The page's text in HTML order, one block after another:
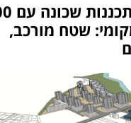
העירייה
מקומי: שטח מורכב,